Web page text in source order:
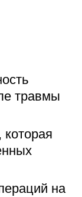
травмы
которая
на